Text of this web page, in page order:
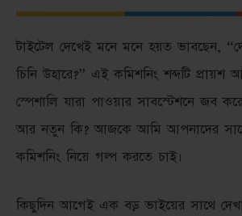
টাইটেল দেখেই মনে মনে হয়ত ভাবছেন,
চিনি উহারে?” এই কমিশনিং শব্দটি প্রায়শ
স্পেশালি যারা পাওয়ার সাবস্টেশনে জব
আর নতুন কি? আজকে আমি আপনাদের
কমিশনিং নিয়ে গল্প করতে চাই।
কিছুদিন আগেই এক বড় ভাইয়ের সাথে দেখা